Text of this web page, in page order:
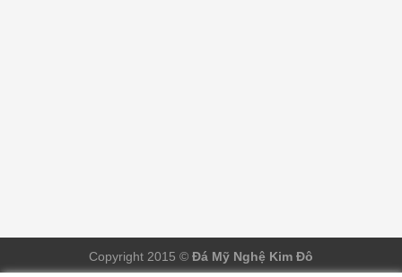
Copyright 2015 © Đá Mỹ Nghệ Kim Đô